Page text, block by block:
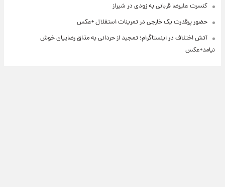
کنسرت علیرضا قربانی به زودی در شیراز
حضور پرقدرت یک خارجی در تمرینات استقلال +عکس
آتش اختلاف در اینستاگرام؛ تمجید از حردانی به مذاق رضاییان خوش
نیامد+عکس